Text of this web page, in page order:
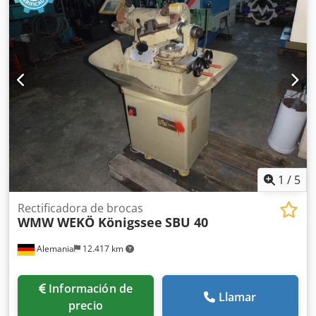
1 / 5
Alemania 12.417 km
Rectificadora de brocas
WMW WEKÖ Königssee SBU 40
Información de
precio
Llamar